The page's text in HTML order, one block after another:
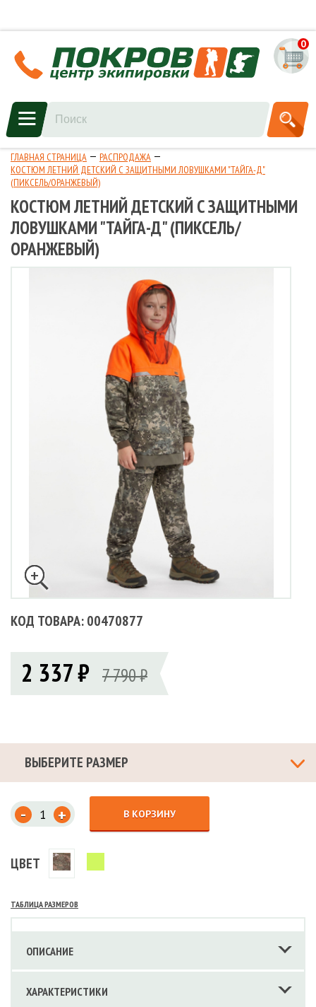
0
ГЛАВНАЯ СТРАНИЦА
РАСПРОДАЖА
КОСТЮМ ЛЕТНИЙ ДЕТСКИЙ С ЗАЩИТНЫМИ ЛОВУШКАМИ "ТАЙГА-Д"
(ПИКСЕЛЬ/ОРАНЖЕВЫЙ)
КОСТЮМ ЛЕТНИЙ ДЕТСКИЙ С ЗАЩИТНЫМИ
ЛОВУШКАМИ "ТАЙГА-Д" (ПИКСЕЛЬ/
ОРАНЖЕВЫЙ)
КОД ТОВАРА: 00470877
2 337 ₽ 7 790 ₽
ВЫБЕРИТЕ РАЗМЕР
- + В КОРЗИНУ
ЦВЕТ
ТАБЛИЦА РАЗМЕРОВ
ОПИСАНИЕ
ХАРАКТЕРИСТИКИ